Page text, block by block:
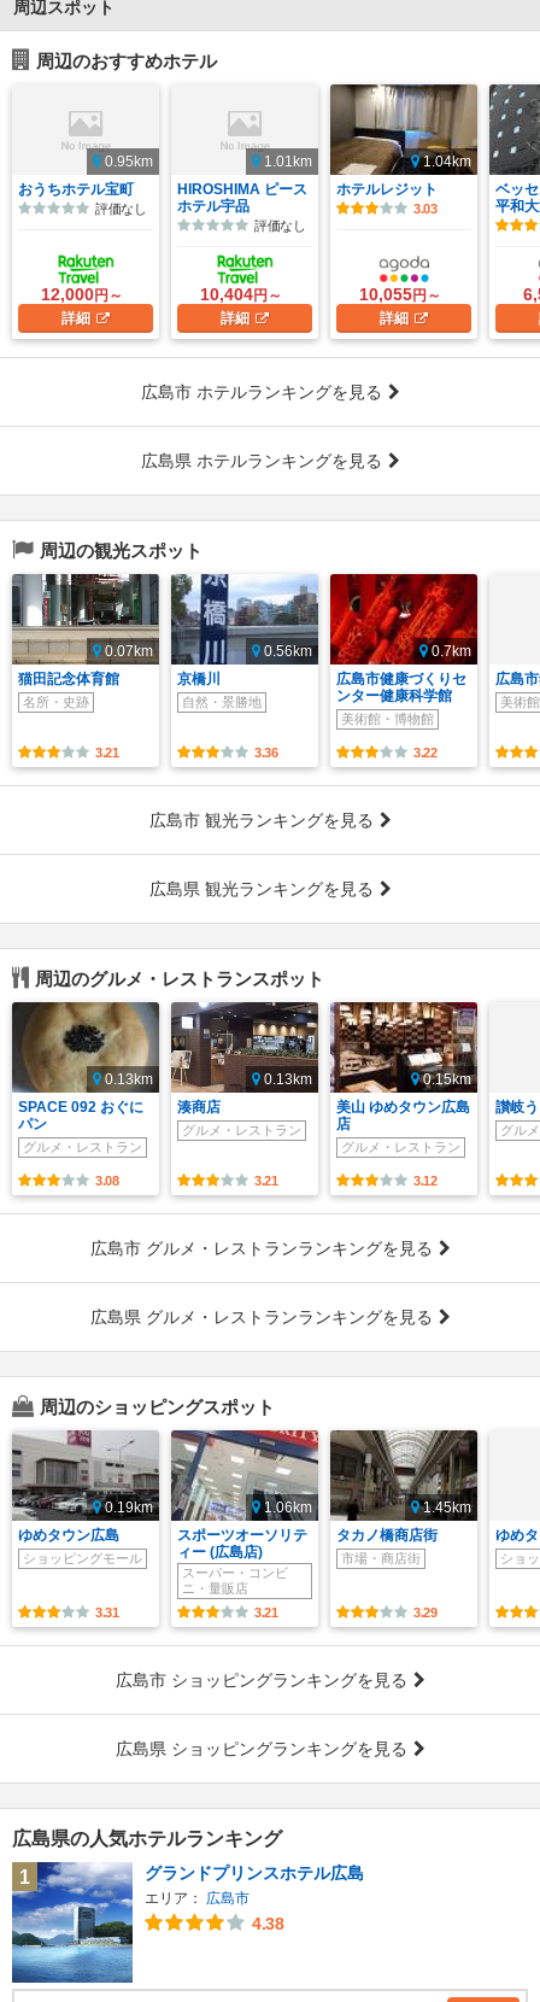
周辺スポット
周辺のおすすめホテル
0.95km
おうちホテル宝町
評価なし
12,000円～
詳細
1.01km
HIROSHIMA ピース
ホテル宇品
評価なし
10,404円～
詳細
1.04km
ホテルレジット
3.03
10,055円～
詳細
ベッ
平和
広島市 ホテルランキングを見る
広島県 ホテルランキングを見る
周辺の観光スポット
0.07km
猫田記念体育館
名所・史跡
3.21
0.56km
京橋川
自然・景勝地
3.36
0.7km
広島市健康づくりセ
ンター健康科学館
美術館・博物館
3.22
広島
美術
広島市 観光ランキングを見る
広島県 観光ランキングを見る
周辺のグルメ・レストランスポット
0.13km
SPACE 092 おぐに
パン
グルメ・レストラン
3.08
0.13km
湊商店
グルメ・レストラン
3.21
0.15km
美山 ゆめタウン広島
店
グルメ・レストラン
3.12
讃岐
グル
広島市 グルメ・レストランランキングを見る
広島県 グルメ・レストランランキングを見る
周辺のショッピングスポット
0.19km
ゆめタウン広島
ショッピングモール
3.31
1.06km
スポーツオーソリテ
ィー (広島店)
スーパー・コンビ
ニ・量販店
3.21
1.45km
タカノ橋商店街
市場・商店街
3.29
ゆめ
ショ
広島市 ショッピングランキングを見る
広島県 ショッピングランキングを見る
広島県の人気ホテルランキング
1
グランドプリンスホテル広島
エリア： 広島市
4.38